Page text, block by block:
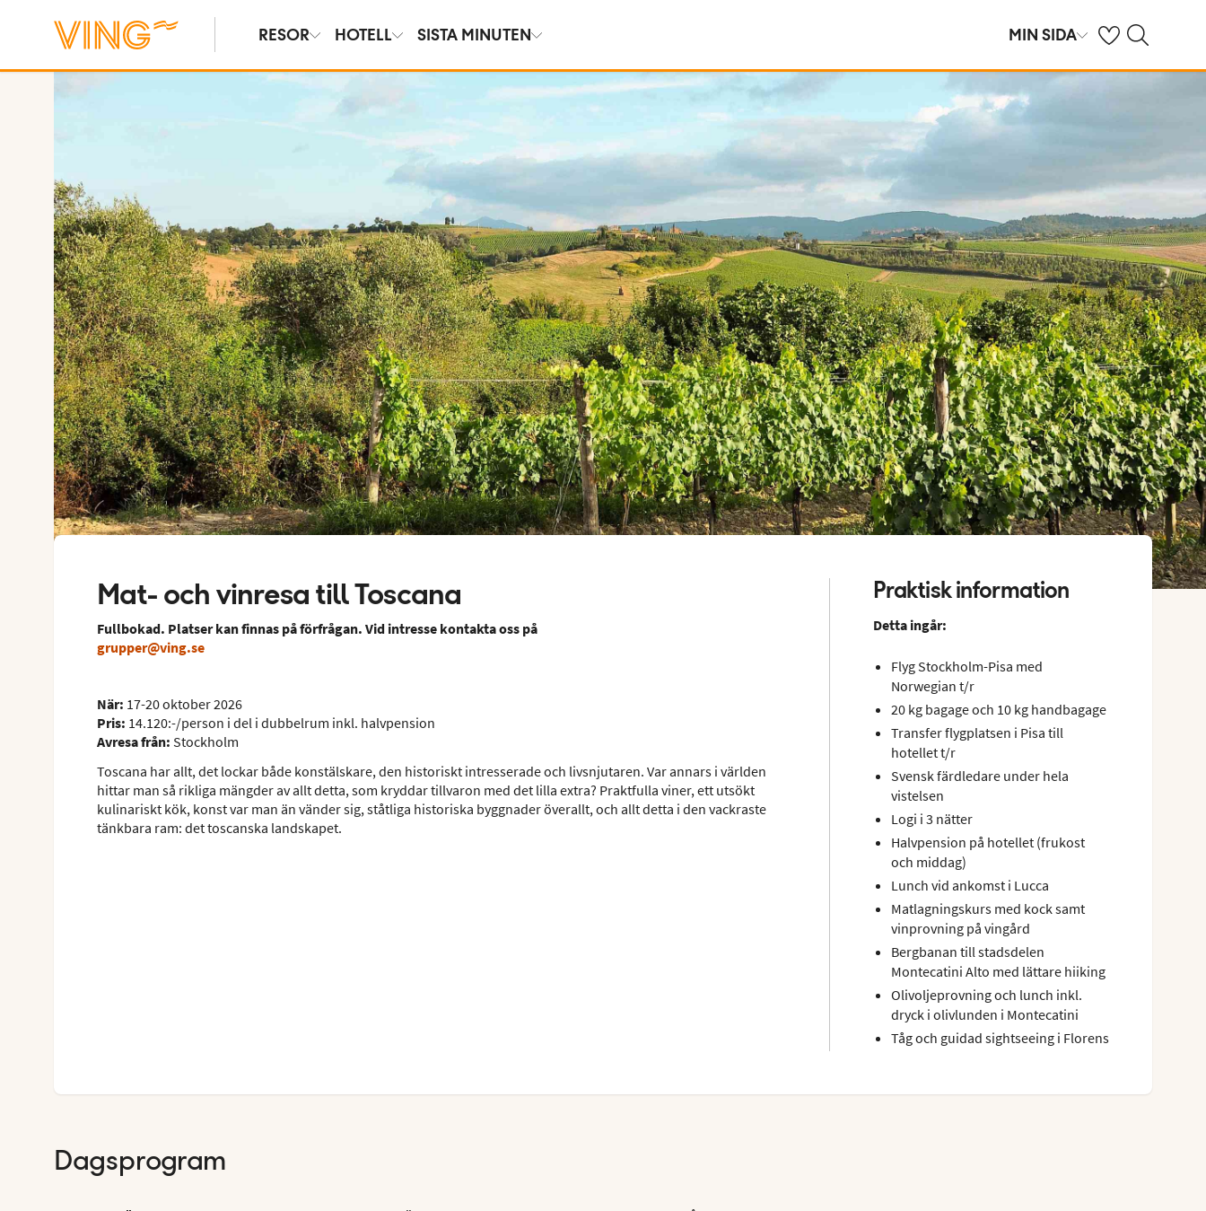
RESOR HOTELL SISTA MINUTEN MIN SIDA Se dina sparade
Sök på ving.se
Mat- och vinresa till Toscana
Fullbokad. Platser kan finnas på förfrågan. Vid intresse kontakta oss på
grupper@ving.se
När: 17-20 oktober 2026
Pris: 14.120:-/person i del i dubbelrum inkl. halvpension
Avresa från: Stockholm
Toscana har allt, det lockar både konstälskare, den historiskt intresserade och livsnjutaren. Var annars i världen
hittar man så rikliga mängder av allt detta, som kryddar tillvaron med det lilla extra? Praktfulla viner, ett utsökt
kulinariskt kök, konst var man än vänder sig, ståtliga historiska byggnader överallt, och allt detta i den vackraste
tänkbara ram: det toscanska landskapet.
Praktisk information
Detta ingår:
Flyg Stockholm-Pisa med
Norwegian t/r
20 kg bagage och 10 kg handbagage
Transfer flygplatsen i Pisa till
hotellet t/r
Svensk färdledare under hela
vistelsen
Logi i 3 nätter
Halvpension på hotellet (frukost
och middag)
Lunch vid ankomst i Lucca
Matlagningskurs med kock samt
vinprovning på vingård
Bergbanan till stadsdelen
Montecatini Alto med lättare hiiking
Olivoljeprovning och lunch inkl.
dryck i olivlunden i Montecatini
Tåg och guidad sightseeing i Florens
Dagsprogram